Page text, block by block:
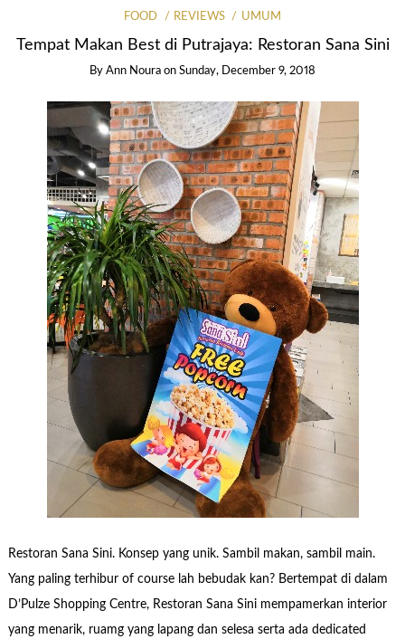
FOOD REVIEWS UMUM
Tempat Makan Best di Putrajaya: Restoran Sana Sini
By Ann Noura on Sunday, December 9, 2018
Restoran Sana Sini. Konsep yang unik. Sambil makan, sambil main.
Yang paling terhibur of course lah bebudak kan? Bertempat di dalam
D’Pulze Shopping Centre, Restoran Sana Sini mempamerkan interior
yang menarik, ruamg yang lapang dan selesa serta ada dedicated